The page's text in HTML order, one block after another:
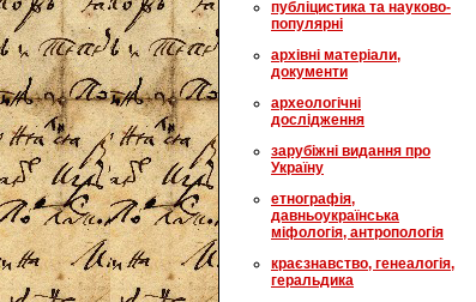
публіцистика та науково-
популярні
архівні матеріали,
документи
археологічні
дослідження
зарубіжні видання про
Україну
етнографія,
давньоукраїнська
міфологія, антропологія
краєзнавство, генеалогія,
геральдика